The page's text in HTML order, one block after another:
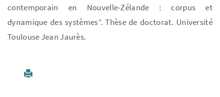
contemporain en Nouvelle-Zélande : corpus et
dynamique des systèmes”. Thèse de doctorat. Université
Toulouse Jean Jaurès.